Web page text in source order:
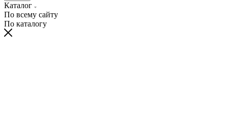
Каталог
По всему сайту
По каталогу